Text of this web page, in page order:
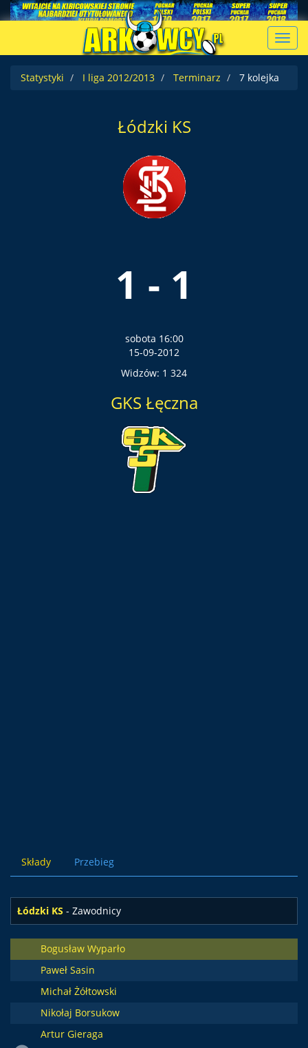
Statystyki
I liga 2012/2013 Terminarz 7 kolejka
Łódzki KS
1 - 1
sobota 16:00
15-09-2012
Widzów: 1 324
GKS Łęczna
Składy Przebieg
Łódzki KS - Zawodnicy
Bogusław Wyparło
Paweł Sasin
Michał Żółtowski
Nikołaj Borsukow
Artur Gieraga